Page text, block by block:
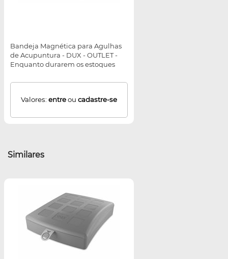
Bandeja Magnética para Agulhas
de Acupuntura - DUX - OUTLET -
Enquanto durarem os estoques
Valores: entreou cadastre-se
Similares